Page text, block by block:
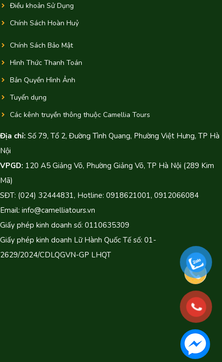
Điều khoản Sử Dụng
Chính Sách Hoàn Huỷ
Chính Sách Bảo Mật
Hình Thức Thanh Toán
Bản Quyền Hình Ảnh
Tuyển dụng
Các kênh truyền thông thuộc Camellia Tours
Địa chỉ: Số 79, Tổ 2, Đường Tình Quang, Phường Việt Hưng, TP Hà
Nội
VPGD: 120 A5 Giảng Võ, Phường Giảng Võ, TP Hà Nội (289 Kim
Mã)
SĐT: (024) 32444831, Hotline: 0918621001, 0912066084
Email: info@camelliatours.vn
Giấy phép kinh doanh số: 0110635309
Giấy phép kinh doanh Lữ Hành Quốc Tế số: 01-
2629/2024/CDLQGVN-GP LHQT